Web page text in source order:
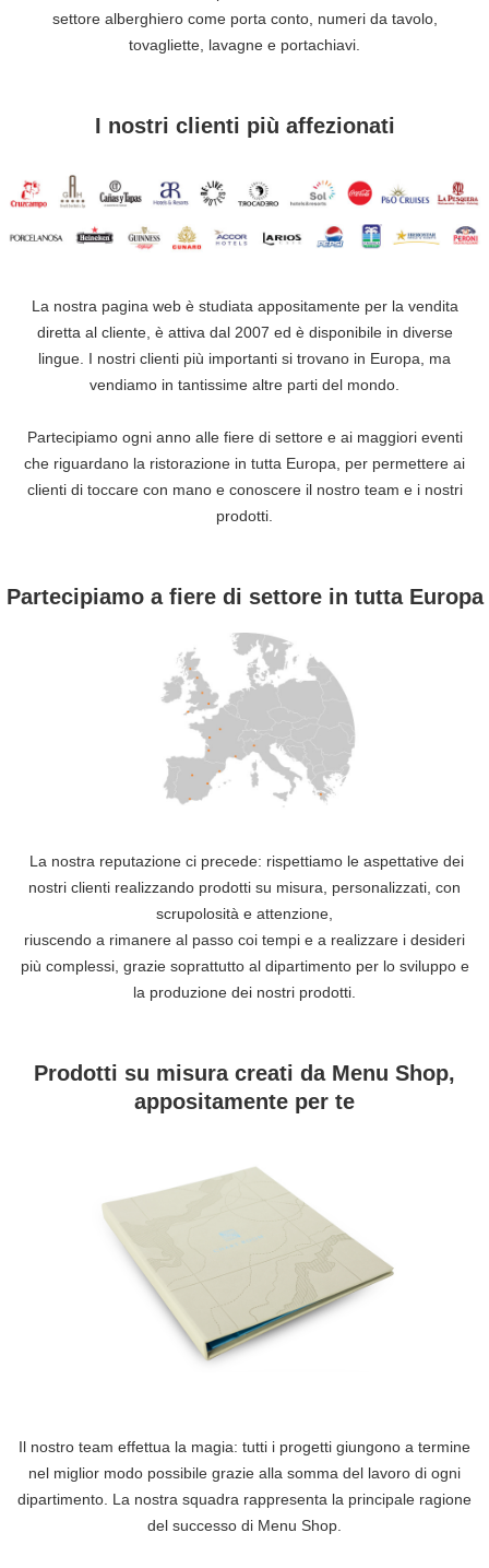
settore alberghiero come porta conto, numeri da tavolo,
tovagliette, lavagne e portachiavi.
I nostri clienti più affezionati
La nostra pagina web è studiata appositamente per la vendita
diretta al cliente, è attiva dal 2007 ed è disponibile in diverse
lingue. I nostri clienti più importanti si trovano in Europa, ma
vendiamo in tantissime altre parti del mondo.
Partecipiamo ogni anno alle fiere di settore e ai maggiori eventi
che riguardano la ristorazione in tutta Europa, per permettere ai
clienti di toccare con mano e conoscere il nostro team e i nostri
prodotti.
Partecipiamo a fiere di settore in tutta Europa
La nostra reputazione ci precede: rispettiamo le aspettative dei
nostri clienti realizzando prodotti su misura, personalizzati, con
scrupolosità e attenzione,
riuscendo a rimanere al passo coi tempi e a realizzare i desideri
più complessi, grazie soprattutto al dipartimento per lo sviluppo e
la produzione dei nostri prodotti.
Prodotti su misura creati da Menu Shop,
appositamente per te
Il nostro team effettua la magia: tutti i progetti giungono a termine
nel miglior modo possibile grazie alla somma del lavoro di ogni
dipartimento. La nostra squadra rappresenta la principale ragione
del successo di Menu Shop.